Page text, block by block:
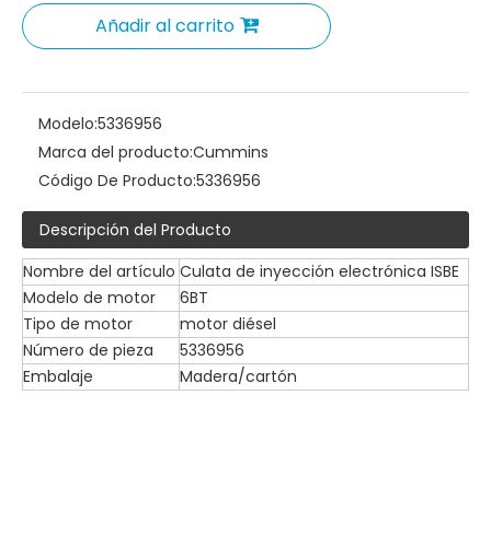
Añadir al carrito
Modelo:5336956
Marca del producto:Cummins
Código De Producto:5336956
Descripción del Producto
Nombre del artículo Culata de inyección electrónica ISBE
Modelo de motor
6BT
Tipo de motor
motor diésel
Número de pieza
5336956
Embalaje
Madera/cartón